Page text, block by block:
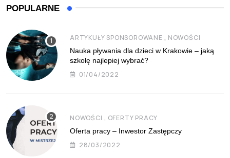
POPULARNE
ARTYKUŁY SPONSOROWANE , NOWOŚCI
Nauka pływania dla dzieci w Krakowie – jaką
szkołę najlepiej wybrać?
01/04/2022
NOWOŚCI , OFERTY PRACY
Oferta pracy – Inwestor Zastępczy
28/03/2022